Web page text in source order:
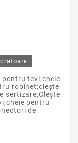
tevi;cheie
robinet;clește
sertizare;Clește
pentru
de